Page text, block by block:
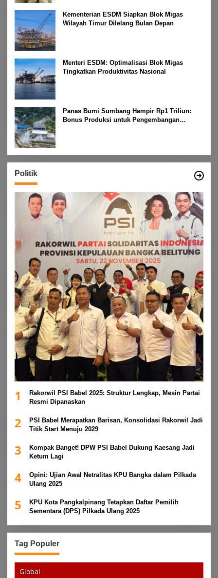
Kementerian ESDM Siapkan Blok Migas
Wilayah Timur Dilelang Bulan Depan
Menteri ESDM: Optimalisasi Blok Migas
Tingkatkan Produktivitas Nasional
Panas Bumi Sumbang Hampir Rp1 Triliun:
Bonus Produksi untuk Pengembangan
Politik
1
Rakorwil PSI Babel 2025: Struktur Lengkap, Mesin Partai
Resmi Dipanaskan
2
PSI Babel Merapatkan Barisan, Konsolidasi Rakorwil Jadi
Titik Start Menuju 2029
3
Kompak Banget! DPW PSI Babel Dukung Kaesang Jadi
Ketum Lagi
4
Opini: Ujian Awal Netralitas KPU Bangka dalam Pilkada
Ulang 2025
5
KPU Kota Pangkalpinang Tetapkan Daftar Pemilih
Sementara (DPS) Pilkada Ulang 2025
Tag Populer
Global